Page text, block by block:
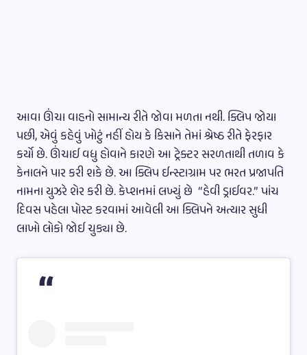
આવા ઊંચા વાહનો સામાન્ય રીતે જોવા મળતા નથી. ક્લિપ જોયા
પછી, એવું કહેવું ખોટું નહીં હોય કે કિસાને તેમાં શ્રેષ્ઠ રીતે ફેરફાર
કર્યો છે. ઊંચાઈ વધુ હોવાને કારણે આ ટ્રેક્ટર સરળતાથી તળાવ કે
કેનાલને પાર કરી શકે છે. આ ક્લિપ ઈન્સ્ટાગ્રામ પર ભરત પ્રજાપતિ
નામના યુઝરે શેર કરી છે. કેપ્શનમાં લખ્યું છે “હેવી ડ્રાઈવર.” પાંચ
દિવસ પહેલા પોસ્ટ કરવામાં આવેલી આ ક્લિપને અત્યાર સુધી
લાખો લોકો જોઈ ચુક્યા છે.